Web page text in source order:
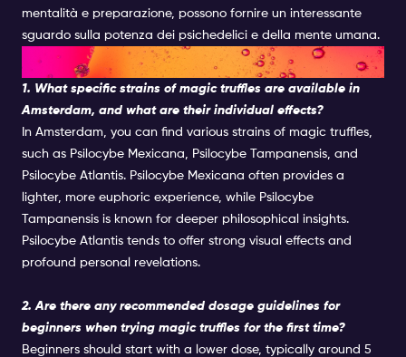
mentalità e preparazione, possono fornire un interessante
sguardo sulla potenza dei psichedelici e della mente umana.
FAQ
1. What specific strains of magic truffles are available in
Amsterdam, and what are their individual effects?
In Amsterdam, you can find various strains of magic truffles,
such as Psilocybe Mexicana, Psilocybe Tampanensis, and
Psilocybe Atlantis. Psilocybe Mexicana often provides a
lighter, more euphoric experience, while Psilocybe
Tampanensis is known for deeper philosophical insights.
Psilocybe Atlantis tends to offer strong visual effects and
profound personal revelations.
2. Are there any recommended dosage guidelines for
beginners when trying magic truffles for the first time?
Beginners should start with a lower dose, typically around 5